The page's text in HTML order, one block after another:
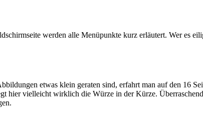
werden alle Menüpunkte kurz erläutert. Wer es
etwas klein geraten sind, erfahrt man auf den 16
hier vielleicht wirklich die Würze in der Kürze.